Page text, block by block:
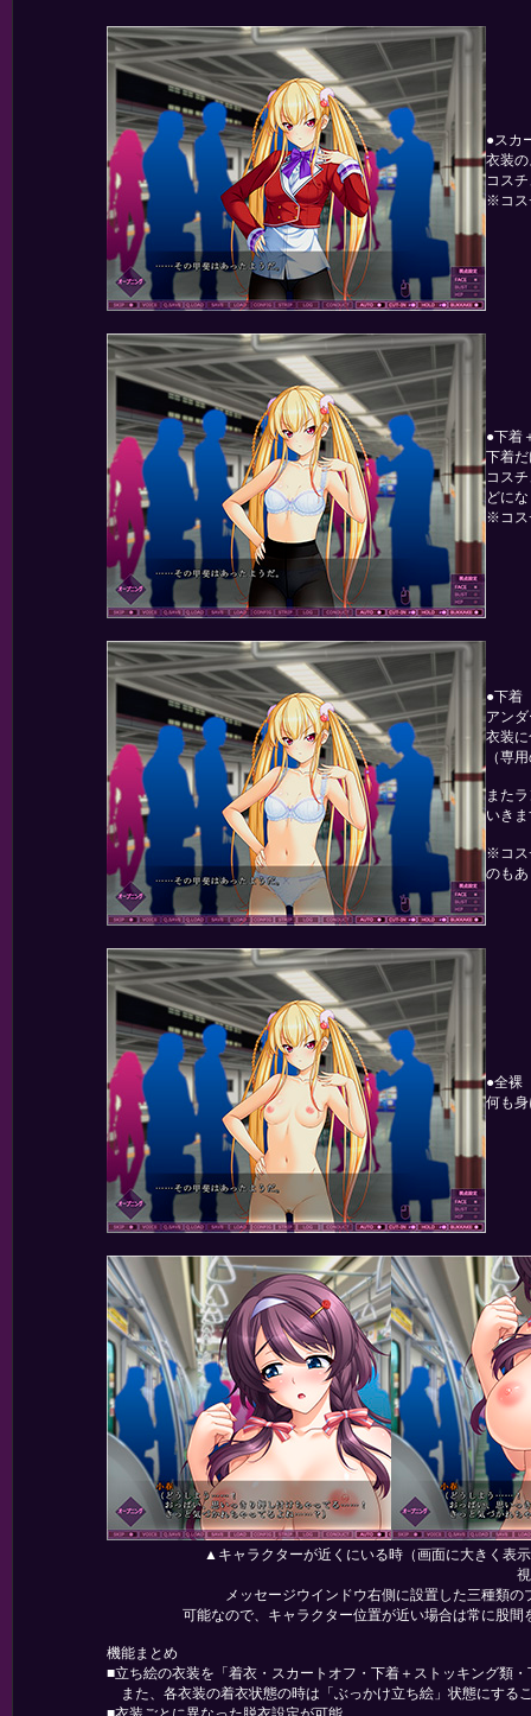
●スカ
衣装
コス
※コス
●下着
下着
コス
どに
※コス
●下着
アン
衣装
（専
また
いき
※コス
のも
●全裸
何も
▲キャラクターが近くにいる時（画面に大きく表
メッセージウインドウ右側に設置した三種類
可能なので、キャラクター位置が近い場合は常に股
機能まとめ
■立ち絵の衣装を「着衣・スカートオフ・下着＋ストッキング類
また、各衣装の着衣状態の時は「ぶっかけ立ち絵」状態にする